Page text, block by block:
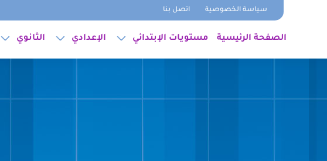
سياسة الخصوصية اتصل بنا
الصفحة الرئيسية مستويات الإبتدائي الإعدادي الثانوي